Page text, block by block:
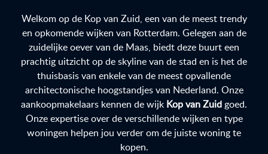
Welkom op de Kop van Zuid, een van de meest trendy
en opkomende wijken van Rotterdam. Gelegen aan de
zuidelijke oever van de Maas, biedt deze buurt een
prachtig uitzicht op de skyline van de stad en is het de
thuisbasis van enkele van de meest opvallende
architectonische hoogstandjes van Nederland. Onze
aankoopmakelaars kennen de wijk Kop van Zuid goed.
Onze expertise over de verschillende wijken en type
woningen helpen jou verder om de juiste woning te
kopen.